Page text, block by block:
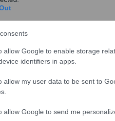
allow Google to enable storage
identifiers in apps.
allow my user data to be sent to
allow Google to send me
τις πρωινές ώρες. Οι
Από το απόγευμα οι
θα φτάσει τους 22 με
24 έως 27 βαθμούς. Κατά
28 βαθμούς Κελσίου.